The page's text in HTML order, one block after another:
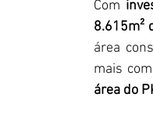
Com
8.615m²
área
mais
área do